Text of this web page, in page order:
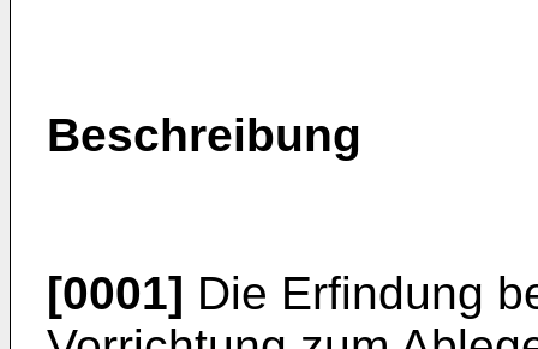
Beschreibung
[0001] Die Erfindung